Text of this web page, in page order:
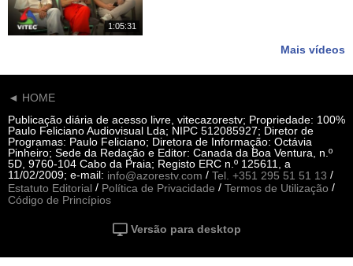
1:05:31
Mais vídeos
◄ HOME
Publicação diária de acesso livre, vitecazorestv; Propriedade: 100%
Paulo Feliciano Audiovisual Lda; NIPC 512085927; Diretor de
Programas: Paulo Feliciano; Diretora de Informação: Octávia
Pinheiro; Sede da Redação e Editor: Canada da Boa Ventura, n.º
5D, 9760-104 Cabo da Praia; Registo ERC n.º 125611, a
11/02/2009; e-mail: info@azorestv.com / Tel. +351 295 51 51 13 /
Estatuto Editorial / Política de Privacidade / Termos de Utilização /
Código de Princípios
Versão para desktop